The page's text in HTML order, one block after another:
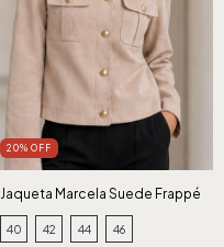
20% OFF
Jaqueta Marcela Suede Frappé
40 42 44 46